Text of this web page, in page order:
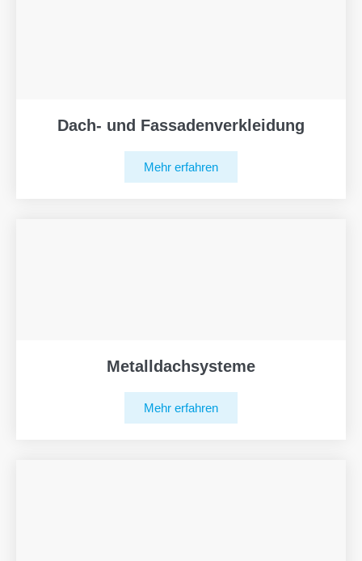
Dach- und Fassadenverkleidung
Mehr erfahren
Metalldachsysteme
Mehr erfahren